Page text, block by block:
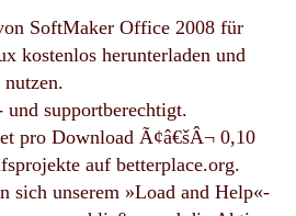
SoftMaker Office 2008 für
kostenlos herunterladen und
und supportberechtigt.
pro Download Ã¢â€šÂ¬ 0,10
auf betterplace.org.
sich unserem »Load and Help«-